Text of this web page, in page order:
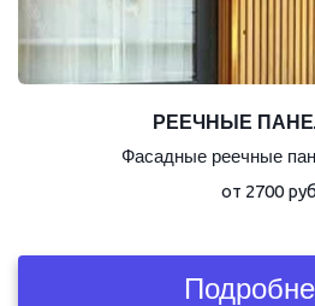
РЕЕЧНЫЕ
Фасадные реечные
от 2700 руб